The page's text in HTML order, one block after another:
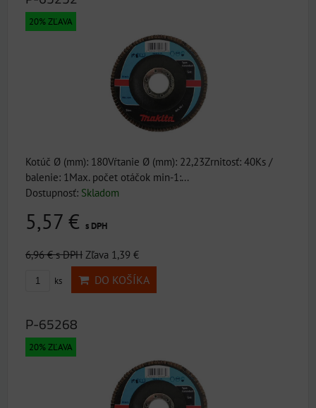
20% ZĽAVA
Kotúč Ø (mm): 180Vŕtanie Ø (mm): 22,23Zrnitosť: 40Ks /
balenie: 1Max. počet otáčok min-1:...
Dostupnosť: Skladom
5,57 € s DPH
6,96 €s DPH Zľava 1,39 €
ks DO KOŠÍKA
P-65268
20% ZĽAVA